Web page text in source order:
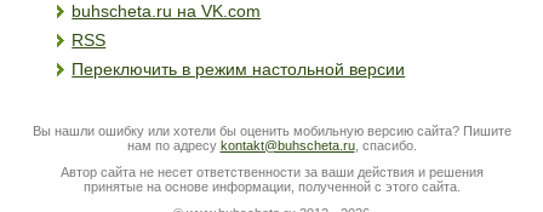
buhscheta.ru на VK.com
RSS
Переключить в режим настольной версии
Вы нашли ошибку или хотели бы оценить мобильную версию сайта? Пишите
нам по адресу kontakt@buhscheta.ru, спасибо.
Автор сайта не несет ответственности за ваши действия и решения
принятые на основе информации, полученной с этого сайта.